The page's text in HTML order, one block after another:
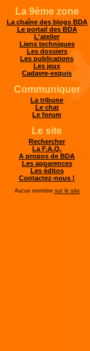
La 9ème zone
La chaîne des blogs BDA
Le portail des BDA
L'atelier
Liens techniques
Les dossiers
Les publications
Les jeux
Cadavre-exquis
Communiquer
La tribune
Le chat
Le forum
Le site
Rechercher
La F.A.Q.
A propos de BDA
Les apparences
Les éditos
Contactez-nous !
Aucun membre sur le site